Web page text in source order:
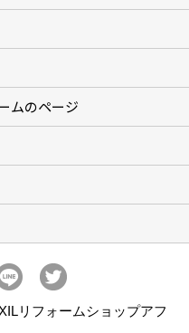
ムのページ
(18)
リフォームショップアフ